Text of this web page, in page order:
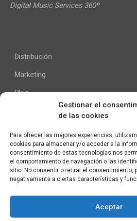
Gestionar el
de las cookies
Para ofrecer las mejores experiencias,
cookies para almacenar y/o acceder a la
consentimiento de estas tecnologías nos
el comportamiento de navegación o las
sitio. No consentir o retirar el consentimiento,
negativamente a ciertas características y
Aceptar
Digital Music Services 360º
Distribución
Marketing
Blog
Ayuda
Contacto
Aviso Legal